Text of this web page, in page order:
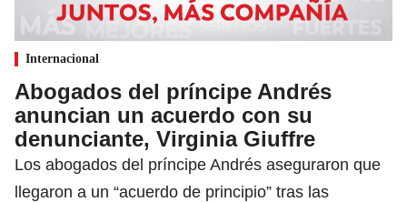
Internacional
Abogados del príncipe Andrés
anuncian un acuerdo con su
denunciante, Virginia Giuffre
Los abogados del príncipe Andrés aseguraron que
llegaron a un “acuerdo de principio” tras las